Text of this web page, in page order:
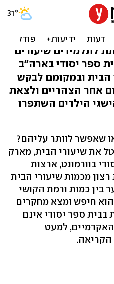
שהחליט לא
לתלמידים שיעורים
ספר יסודי בארה"ב
הבית ובמקומם לבקש
אחר הצהריים ולצאת
הילדים השתפרו
שאפשר לוותר עליהם?
את שיעורי הבית, מארק
בוורמונט, ארצות
מכמות שיעורי הבית
בין כמות ורמת הקושי
חיפש ומצא מחקרים
בבית ספר יסודי אינם
למעט
הקריאה.